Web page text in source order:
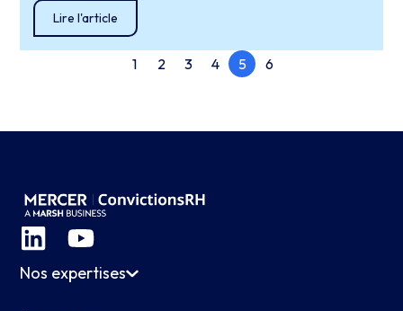
Lire l'article
1 2 3 4 5 6
Nos expertises